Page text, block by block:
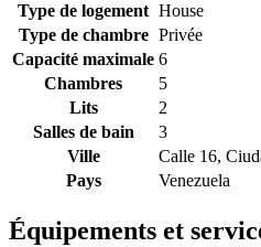
Type de logement House
Type de chambre Privée
Capacité maximale 6
Chambres
5
Lits
2
Salles de bain
3
Ville
Calle 16,
Pays
Venezuela
Équipements et